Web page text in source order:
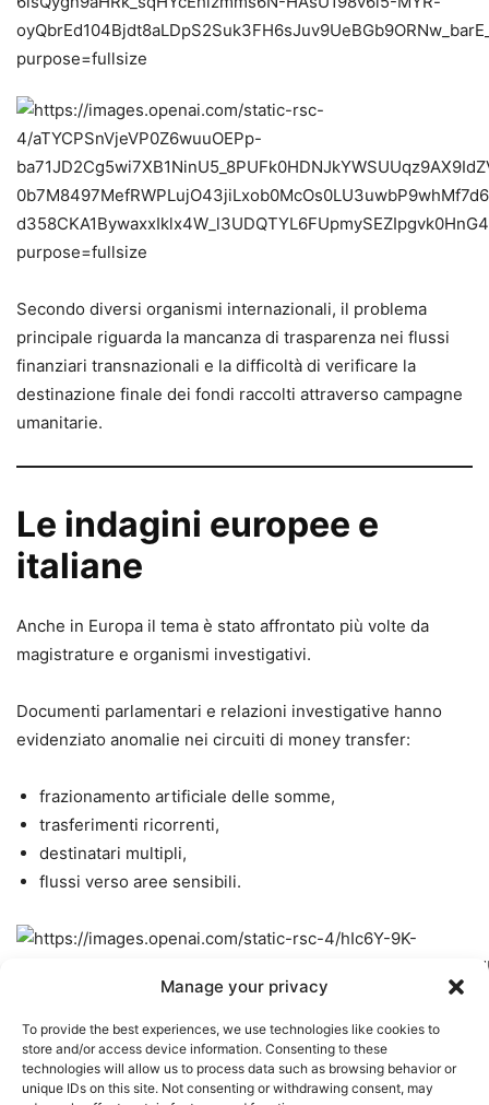
Manage your privacy
To provide the best experiences, we use technologies like cookies to
store and/or access device information. Consenting to these
technologies will allow us to process data such as browsing behavior or
unique IDs on this site. Not consenting or withdrawing consent, may
Secondo diversi organismi internazionali, il problema
principale riguarda la mancanza di trasparenza nei flussi
finanziari transnazionali e la difficoltà di verificare la
destinazione finale dei fondi raccolti attraverso campagne
umanitarie.
Le indagini europee e
italiane
Anche in Europa il tema è stato affrontato più volte da
magistrature e organismi investigativi.
Documenti parlamentari e relazioni investigative hanno
evidenziato anomalie nei circuiti di money transfer:
frazionamento artificiale delle somme,
trasferimenti ricorrenti,
destinatari multipli,
flussi verso aree sensibili.